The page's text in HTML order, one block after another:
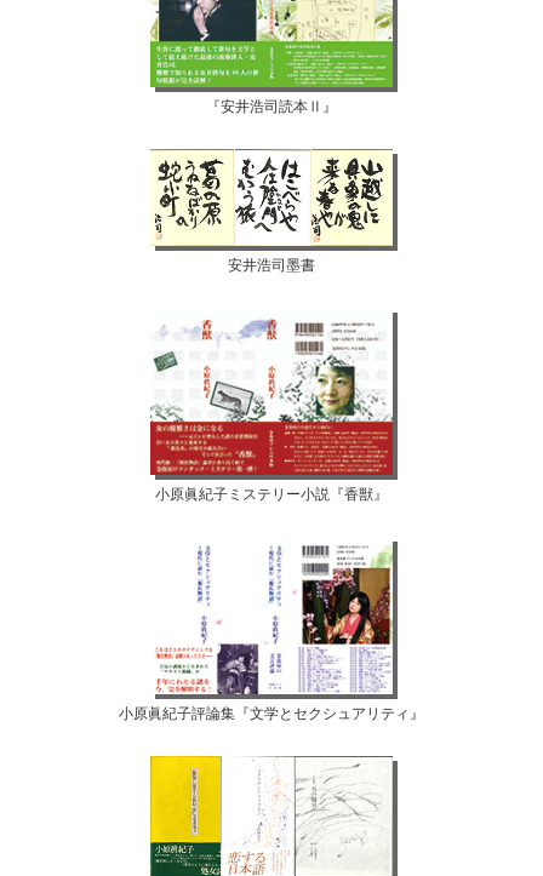
『安井浩司読本Ⅱ』
安井浩司墨書
小原眞紀子ミステリー小説『香獣』
小原眞紀子評論集『文学とセクシュアリティ』